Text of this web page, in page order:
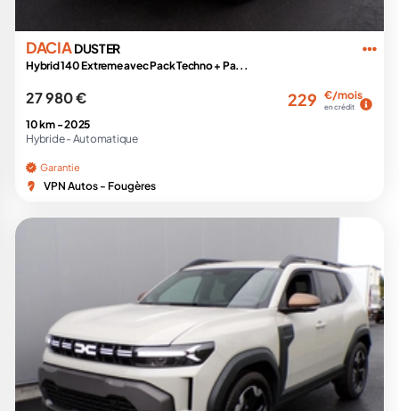
DACIADUSTER
Hybrid 140 Extreme avec Pack Techno + Pa...
27 980 € 229 €/mois
en crédit
10 km -2025
Hybride - Automatique
Garantie
VPN Autos - Fougères